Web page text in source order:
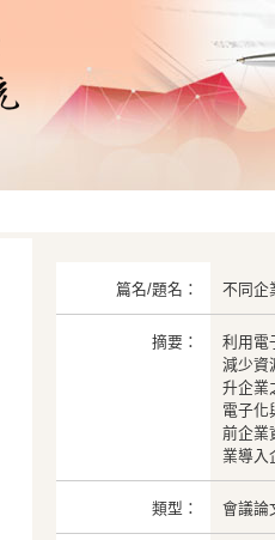
篇名/題名： 不同企
摘要：
利用電
減少資
升企業
電子化
前企業
業導入
類型： 會議論